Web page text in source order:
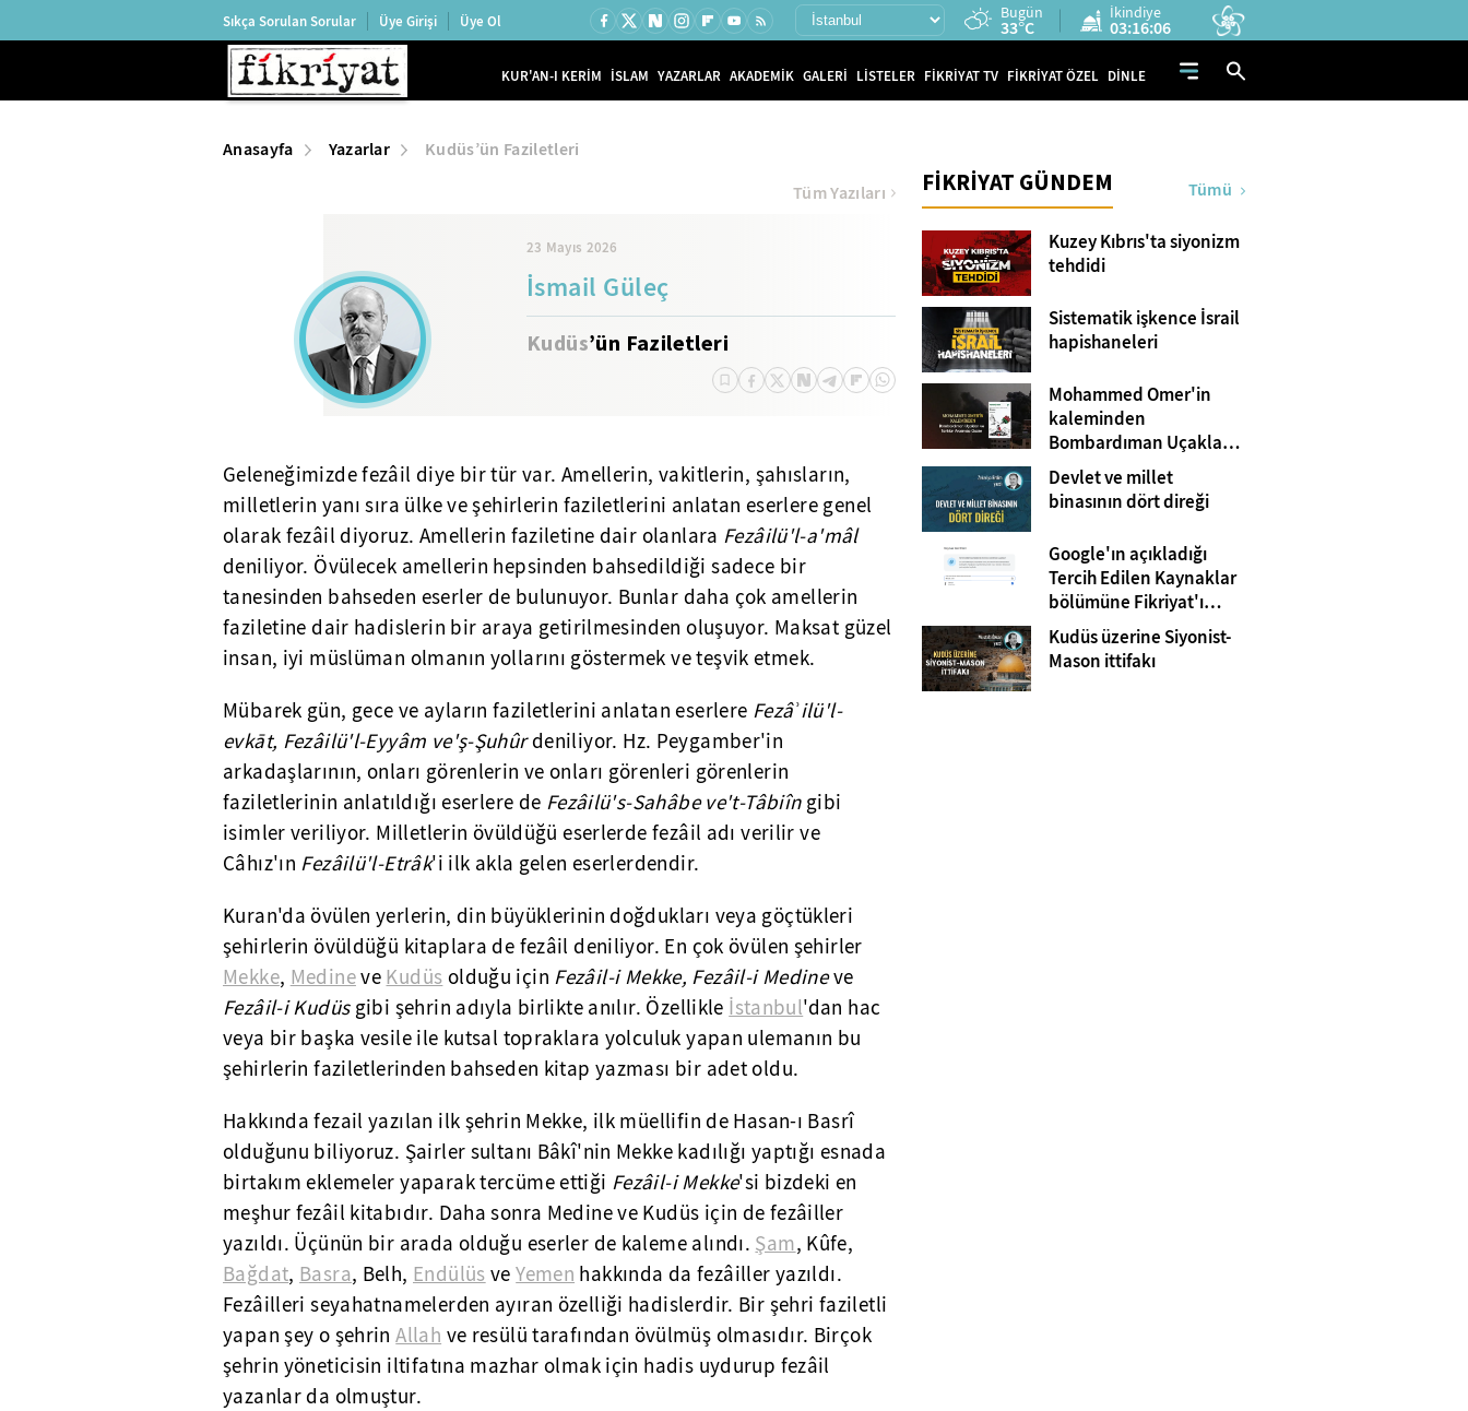
Sıkça Sorulan Sorular Üye Girişi Üye Ol Bugün
33°C
İkindiye
03:16:05
KUR'AN-I KERİM İSLAM YAZARLAR AKADEMİK GALERİ LİSTELER FİKRİYAT TV FİKRİYAT ÖZEL DİNLE
Anasayfa Yazarlar Kudüs’ün Faziletleri
23 Mayıs 2026
İsmail Güleç
Kudüs’ün Faziletleri
Tüm Yazıları
Geleneğimizde fezâil diye bir tür var. Amellerin, vakitlerin, şahısların,
milletlerin yanı sıra ülke ve şehirlerin faziletlerini anlatan eserlere genel
olarak fezâil diyoruz. Amellerin faziletine dair olanlara Fezâilü'l-a'mâl
deniliyor. Övülecek amellerin hepsinden bahsedildiği sadece bir
tanesinden bahseden eserler de bulunuyor. Bunlar daha çok amellerin
faziletine dair hadislerin bir araya getirilmesinden oluşuyor. Maksat güzel
insan, iyi müslüman olmanın yollarını göstermek ve teşvik etmek.
Mübarek gün, gece ve ayların faziletlerini anlatan eserlere Fezâʾilü'l-
evkāt, Fezâilü'l-Eyyâm ve'ş-Şuhûrdeniliyor. Hz. Peygamber'in
arkadaşlarının, onları görenlerin ve onları görenleri görenlerin
faziletlerinin anlatıldığı eserlere de Fezâilü's-Sahâbe ve't-Tâbiîngibi
isimler veriliyor. Milletlerin övüldüğü eserlerde fezâil adı verilir ve
Câhız'ın Fezâilü'l-Etrâk'i ilk akla gelen eserlerdendir.
Kuran'da övülen yerlerin, din büyüklerinin doğdukları veya göçtükleri
şehirlerin övüldüğü kitaplara de fezâil deniliyor. En çok övülen şehirler
Mekke, Medineve Kudüs olduğu için Fezâil-i Mekke, Fezâil-i Medineve
Fezâil-i Kudüsgibi şehrin adıyla birlikte anılır. Özellikle İstanbul'dan hac
veya bir başka vesile ile kutsal topraklara yolculuk yapan ulemanın bu
şehirlerin faziletlerinden bahseden kitap yazması bir adet oldu.
Hakkında fezail yazılan ilk şehrin Mekke, ilk müellifin de Hasan-ı Basrî
olduğunu biliyoruz. Şairler sultanı Bâkî'nin Mekke kadılığı yaptığı esnada
birtakım eklemeler yaparak tercüme ettiği Fezâil-i Mekke'si bizdeki en
meşhur fezâil kitabıdır. Daha sonra Medine ve Kudüs için de fezâiller
yazıldı. Üçünün bir arada olduğu eserler de kaleme alındı. Şam, Kûfe,
Bağdat, Basra, Belh, Endülüs veYemen hakkında da fezâiller yazıldı.
Fezâilleri seyahatnamelerden ayıran özelliği hadislerdir. Bir şehri faziletli
yapan şey o şehrinAllah ve resülü tarafından övülmüş olmasıdır. Birçok
şehrin yöneticisin iltifatına mazhar olmak için hadis uydurup fezâil
yazanlar da olmuştur.
FİKRİYAT GÜNDEM Tümü
Kuzey Kıbrıs'ta siyonizm
tehdidi
Sistematik işkence İsrail
hapishaneleri
Mohammed Omer'in
kaleminden
Bombardıman Uçakları
ve Tanklar Arasında
Gazze
Devlet ve millet
binasının dört direği
Google'ın açıkladığı
Tercih Edilen Kaynaklar
bölümüne Fikriyat'ı
eklemeyi unutmayın!
Kudüs üzerine Siyonist-
Mason ittifakı